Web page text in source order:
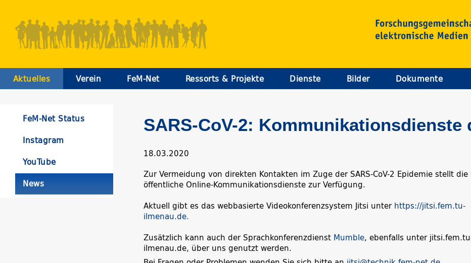
Aktuelles Verein FeM-Net Ressorts & Projekte Dienste Bilder Dokumente
FeM-Net Status
Instagram
YouTube
News
SARS-CoV-2: Kommunikationsdienste
18.03.2020
Zur Vermeidung von direkten Kontakten im Zuge der SARS-CoV-2 Epidemie stellt die
öffentliche Online-Kommunikationsdienste zur Verfügung.
Aktuell gibt es das webbasierte Videokonferenzsystem Jitsi unter https://jitsi.fem.tu-
ilmenau.de.
Zusätzlich kann auch der Sprachkonferenzdienst Mumble, ebenfalls unter
ilmenau.de, über uns genutzt werden.